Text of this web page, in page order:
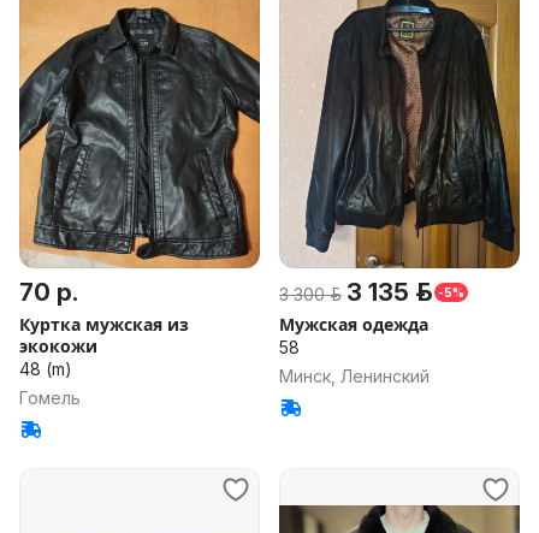
70 р.
Куртка мужская из
экокожи
48 (m)
Гомель
3 300 р. 3 135 р. -5%
Мужская одежда
58
Минск, Ленинский